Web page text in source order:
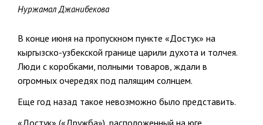
Нуржамал Джанибекова
В конце июня на пропускном пункте «Достук» на
кыргызско-узбекской границе царили духота и толчея.
Люди с коробками, полными товаров, ждали в
огромных очередях под палящим солнцем.
Еще год назад такое невозможно было представить.